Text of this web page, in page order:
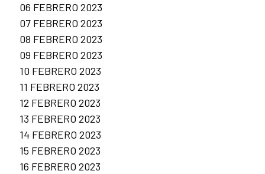
06 FEBRERO 2023
07 FEBRERO 2023
08 FEBRERO 2023
09 FEBRERO 2023
10 FEBRERO 2023
11 FEBRERO 2023
12 FEBRERO 2023
13 FEBRERO 2023
14 FEBRERO 2023
15 FEBRERO 2023
16 FEBRERO 2023